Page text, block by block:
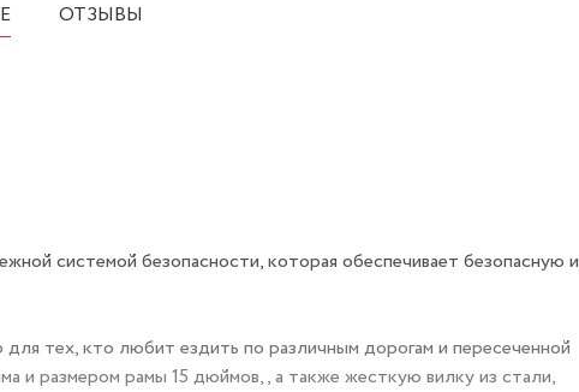
ОТЗЫВЫ
системой безопасности, которая обеспечивает безопасную и
тех, кто любит ездить по различным дорогам и пересеченной
и размером рамы 15 дюймов, , а также жесткую вилку из стали,